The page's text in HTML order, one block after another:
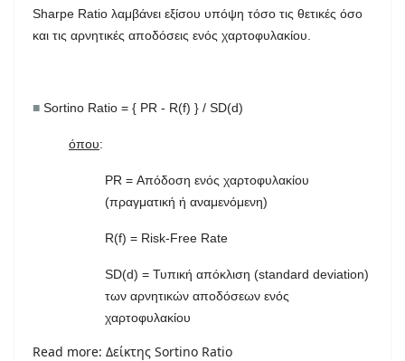
Sharpe Ratio λαμβάνει εξίσου υπόψη τόσο τις θετικές όσο
και τις αρνητικές αποδόσεις ενός χαρτοφυλακίου.
■ Sortino Ratio = { PR - R(f) } / SD(d)
όπου:
PR = Απόδοση ενός χαρτοφυλακίου
(πραγματική ή αναμενόμενη)
R(f) = Risk-Free Rate
SD(d) = Τυπική απόκλιση (standard deviation)
των αρνητικών αποδόσεων ενός
χαρτοφυλακίου
Read more: Δείκτης Sortino Ratio